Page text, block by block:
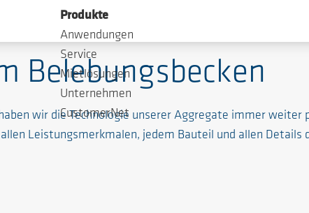
Belebungsbecken
haben wir die Technologie unserer Aggregate immer
Leistungsmerkmalen, jedem Bauteil und allen Details
Produkte
Anwendungen
Service
Mietlösungen
Unternehmen
CustomerNet